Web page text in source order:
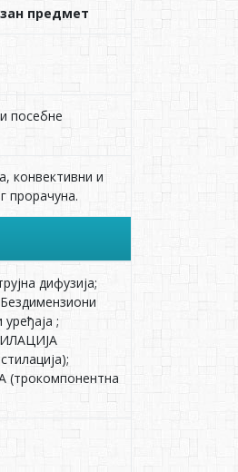
предмет
посебне
конвективни и
прорачуна.
дифузија;
;
(трокомпонентна